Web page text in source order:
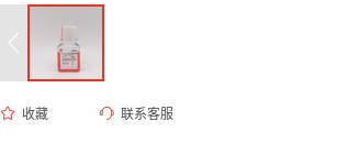
收藏 联系客服